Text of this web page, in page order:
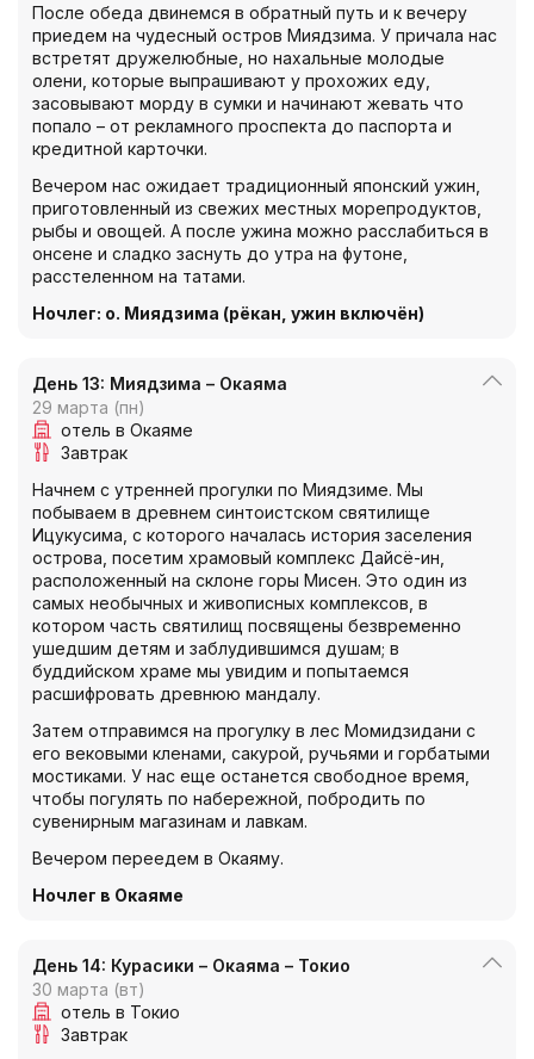
После обеда двинемся в обратный путь и к вечеру
приедем на чудесный остров Миядзима. У причала нас
встретят дружелюбные, но нахальные молодые
олени, которые выпрашивают у прохожих еду,
засовывают морду в сумки и начинают жевать что
попало – от рекламного проспекта до паспорта и
кредитной карточки.
Вечером нас ожидает традиционный японский ужин,
приготовленный из свежих местных морепродуктов,
рыбы и овощей. А после ужина можно расслабиться в
онсене и сладко заснуть до утра на футоне,
расстеленном на татами.
Ночлег: о. Миядзима (рёкан, ужин включён)
День 13: Миядзима – Окаяма
29 марта (пн)
отель в Окаяме
Завтрак
Начнем с утренней прогулки по Миядзиме. Мы
побываем в древнем синтоистском святилище
Ицукусима, с которого началась история заселения
острова, посетим храмовый комплекс Дайсё-ин,
расположенный на склоне горы Мисен. Это один из
самых необычных и живописных комплексов, в
котором часть святилищ посвящены безвременно
ушедшим детям и заблудившимся душам; в
буддийском храме мы увидим и попытаемся
расшифровать древнюю мандалу.
Затем отправимся на прогулку в лес Момидзидани с
его вековыми кленами, сакурой, ручьями и горбатыми
мостиками. У нас еще останется свободное время,
чтобы погулять по набережной, побродить по
сувенирным магазинам и лавкам.
Вечером переедем в Окаяму.
Ночлег в Окаяме
День 14: Курасики – Окаяма – Токио
30 марта (вт)
отель в Токио
Завтрак